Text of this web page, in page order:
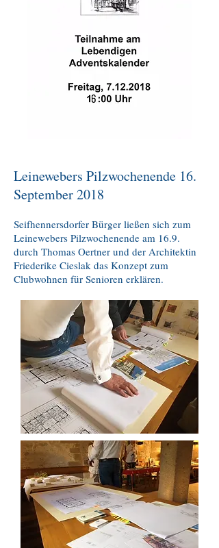
Leinewebers Pilzwochenende 16.
September 2018
Seifhennersdorfer Bürger ließen sich zum
Leinewebers Pilzwochenende am 16.9.
durch Thomas Oertner und der Architektin
Friederike Cieslak das Konzept zum
Clubwohnen für Senioren erklären.